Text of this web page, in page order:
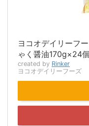
ヨコオデイリーフ
ゃく醤油170g×24個
created by Rinker
ヨコオデイリーフーズ